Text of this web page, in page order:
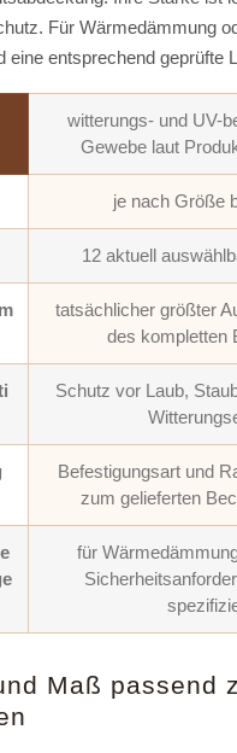
Für Wärmedämmung
eine entsprechend geprüfte
witterungs- und UV-
Gewebe laut
je nach Größe
12 aktuell
tatsächlicher größter
des kompletten
Schutz vor Laub,
Befestigungsart und
zum gelieferten
für
Maß passend